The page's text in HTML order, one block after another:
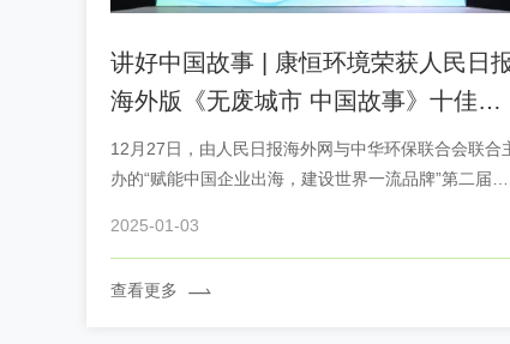
讲好中国故事 | 康恒环境荣获人民日
海外版《无废城市 中国故事》十佳优
秀案例
12月27日，由人民日报海外网与中华环保联合会联合
办的“赋能中国企业出海，建设世界一流品牌”第二届中
2025-01-03
查看更多